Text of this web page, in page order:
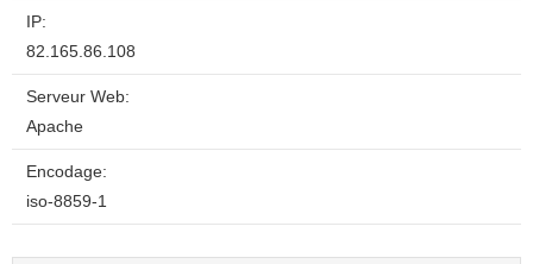
IP:
82.165.86.108
Serveur Web:
Apache
Encodage:
iso-8859-1